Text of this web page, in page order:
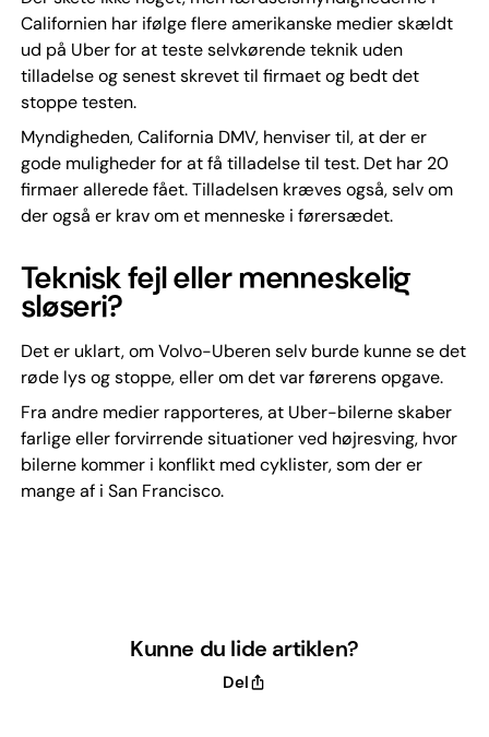
Californien har ifølge flere amerikanske medier skældt
ud på Uber for at teste selvkørende teknik uden
tilladelse og senest skrevet til firmaet og bedt det
stoppe testen.
Myndigheden, California DMV, henviser til, at der er
gode muligheder for at få tilladelse til test. Det har 20
firmaer allerede fået. Tilladelsen kræves også, selv om
der også er krav om et menneske i førersædet.
Teknisk fejl eller menneskelig
sløseri?
Det er uklart, om Volvo-Uberen selv burde kunne se det
røde lys og stoppe, eller om det var førerens opgave.
Fra andre medier rapporteres, at Uber-bilerne skaber
farlige eller forvirrende situationer ved højresving, hvor
bilerne kommer i konflikt med cyklister, som der er
mange af i San Francisco.
Kunne du lide artiklen?
Del